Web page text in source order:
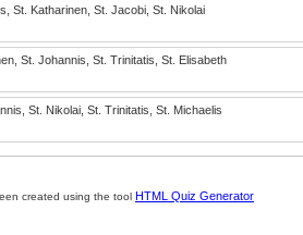
St. Katharinen, St. Jacobi, St. Nikolai
St. Johannis, St. Trinitatis, St. Elisabeth
St. Nikolai, St. Trinitatis, St. Michaelis
created using the tool HTML Quiz Generator